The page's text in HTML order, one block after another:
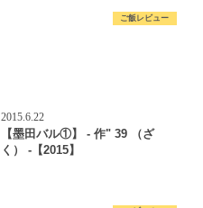
ご飯レビュー
2015.6.22
【墨田バル①】 - 作" 39 （ざ
く） -【2015】